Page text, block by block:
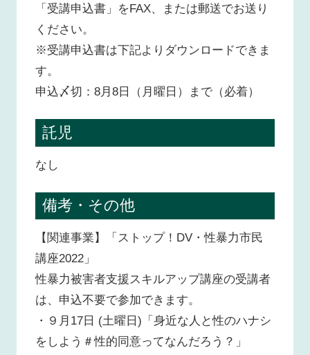
「受講申込書」をFAX、または郵送でお送り
ください。
※受講申込書は下記よりダウンロードできま
す。
申込〆切：8月8日（月曜日）まで（必着）
託児
なし
備考・その他
【関連事業】「ストップ！DV・性暴力市民
講座2022」
性暴力被害者支援スキルアップ講座の受講者
は、申込不要で参加できます。
・９月17日 (土曜日)「身近な人と性のハナシ
をしよう＃性的同意ってなんだろう？」